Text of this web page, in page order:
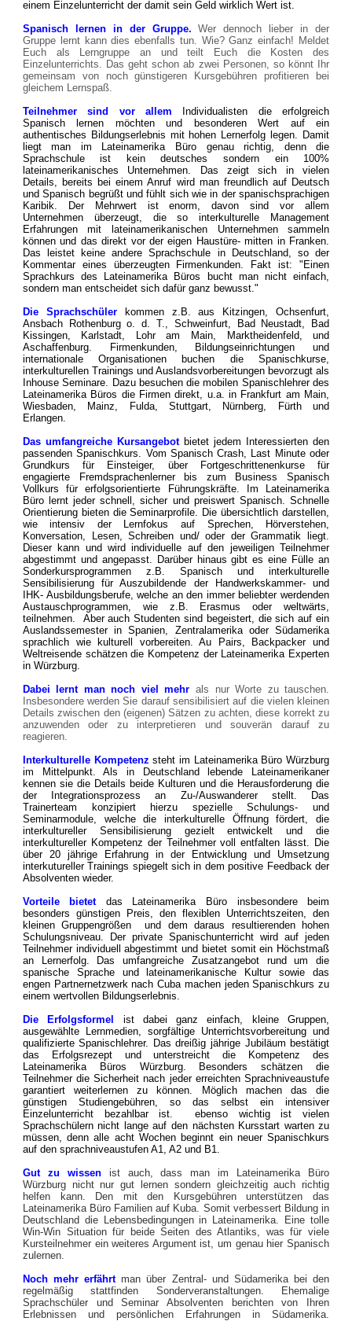
einem Einzelunterricht der damit sein Geld wirklich Wert ist.
Spanisch lernen in der Gruppe.Wer dennoch lieber in der
Gruppe lernt kann dies ebenfalls tun. Wie? Ganz einfach! Meldet
Euch als Lerngruppe an und teilt Euch die Kosten des
Einzelunterrichts. Das geht schon ab zwei Personen, so könnt Ihr
gemeinsam von noch günstigeren Kursgebühren profitieren bei
gleichem Lernspaß.
Teilnehmer sind vor allem Individualisten die erfolgreich
Spanisch lernen möchten und besonderen Wert auf ein
authentisches Bildungserlebnis mit hohen Lernerfolg legen. Damit
liegt man im Lateinamerika Büro genau richtig, denn die
Sprachschule ist kein deutsches sondern ein 100%
lateinamerikanisches Unternehmen. Das zeigt sich in vielen
Details, bereits bei einem Anruf wird man freundlich auf Deutsch
und Spanisch begrüßt und fühlt sich wie in der spanischsprachigen
Karibik. Der Mehrwert ist enorm, davon sind vor allem
Unternehmen überzeugt, die so interkulturelle Management
Erfahrungen mit lateinamerikanischen Unternehmen sammeln
können und das direkt vor der eigen Haustüre- mitten in Franken.
Das leistet keine andere Sprachschule in Deutschland, so der
Kommentar eines überzeugten Firmenkunden. Fakt ist: "Einen
Sprachkurs des Lateinamerika Büros bucht man nicht einfach,
sondern man entscheidet sich dafür ganz bewusst."
Die Sprachschülerkommen z.B. aus Kitzingen, Ochsenfurt,
Ansbach Rothenburg o. d. T., Schweinfurt, Bad Neustadt, Bad
Kissingen, Karlstadt, Lohr am Main, Marktheidenfeld, und
Aschaffenburg. Firmenkunden, Bildungseinrichtungen und
internationale Organisationen buchen die Spanischkurse,
interkulturellen Trainings und Auslandsvorbereitungen bevorzugt als
Inhouse Seminare. Dazu besuchen die mobilen Spanischlehrer des
Lateinamerika Büros die Firmen direkt, u.a. in Frankfurt am Main,
Wiesbaden, Mainz, Fulda, Stuttgart, Nürnberg, Fürth und
Erlangen.
Das umfangreiche Kursangebotbietet jedem Interessierten den
passenden Spanischkurs. Vom Spanisch Crash, Last Minute oder
Grundkurs für Einsteiger, über Fortgeschrittenenkurse für
engagierte Fremdsprachenlerner bis zum Business Spanisch
Vollkurs für erfolgsorientierte Führungskräfte. Im Lateinamerika
Büro lernt jeder schnell, sicher und preiswert Spanisch. Schnelle
Orientierung bieten die Seminarprofile. Die übersichtlich darstellen,
wie intensiv der Lernfokus auf Sprechen, Hörverstehen,
Konversation, Lesen, Schreiben und/ oder der Grammatik liegt.
Dieser kann und wird individuelle auf den jeweiligen Teilnehmer
abgestimmt und angepasst. Darüber hinaus gibt es eine Fülle an
Sonderkursprogrammen z.B. Spanisch und interkulturelle
Sensibilisierung für Auszubildende der Handwerkskammer- und
IHK- Ausbildungsberufe, welche an den immer beliebter werdenden
Austauschprogrammen, wie z.B. Erasmus oder weltwärts,
teilnehmen. Aber auch Studenten sind begeistert, die sich auf ein
Auslandssemester in Spanien, Zentralamerika oder Südamerika
sprachlich wie kulturell vorbereiten. Au Pairs, Backpacker und
Weltreisende schätzen die Kompetenz der Lateinamerika Experten
in Würzburg.
Dabei lernt man noch viel mehr als nur Worte zu tauschen.
Insbesondere werden Sie darauf sensibilisiert auf die vielen kleinen
Details zwischen den (eigenen) Sätzen zu achten, diese korrekt zu
anzuwenden oder zu interpretieren und souverän darauf zu
reagieren.
Interkulturelle Kompetenz steht im Lateinamerika Büro Würzburg
im Mittelpunkt. Als in Deutschland lebende Lateinamerikaner
kennen sie die Details beide Kulturen und die Herausforderung die
der Integrationsprozess an Zu-/Auswanderer stellt.
Das
Trainerteam konzipiert hierzu spezielle Schulungs- und
Seminarmodule, welche die interkulturelle Öffnung fördert, die
interkultureller Sensibilisierung gezielt entwickelt und die
interkultureller Kompetenz der Teilnehmer voll entfalten lässt. Die
über 20 jährige Erfahrung in der Entwicklung und Umsetzung
interkutureller Trainings spiegelt sich in dem positive Feedback der
Absolventen wieder.
Vorteile bietetdas Lateinamerika Büro insbesondere beim
besonders günstigen Preis, denflexiblen Unterrichtszeiten,den
kleinen Gruppengrößen und dem daraus resultierenden hohen
Schulungsniveau. Der private Spanischunterricht wird auf jeden
Teilnehmer individuell abgestimmt und bietet somit ein Höchstmaß
an Lernerfolg. Das umfangreiche Zusatzangebot rund um die
spanische Sprache und lateinamerikanische Kultur sowie das
engen Partnernetzwerk nach Cuba machen jeden Spanischkurs zu
einem wertvollen Bildungserlebnis.
Die Erfolgsformel
ist dabei ganz einfach, kleine Gruppen,
ausgewählte Lernmedien, sorgfältige Unterrichtsvorbereitung und
qualifizierte Spanischlehrer. Das dreißig jährige Jubiläum bestätigt
das Erfolgsrezept und unterstreicht die Kompetenz des
Lateinamerika Büros Würzburg. Besonders schätzen die
Teilnehmer die Sicherheit nach jeder erreichten Sprachniveaustufe
garantiert weiterlernen zu können. Möglich machen das die
günstigen Studiengebühren, so das selbst ein intensiver
Einzelunterricht bezahlbar ist. ebenso wichtig ist vielen
Sprachschülern nicht lange auf den nächsten Kursstart warten zu
müssen, denn alle acht Wochen beginnt ein neuer Spanischkurs
auf den sprachniveaustufen A1, A2 und B1.
Gut zu wissen ist auch, dass man im Lateinamerika Büro
Würzburg nicht nur gut lernen sondern gleichzeitig auch richtig
helfen kann. Den mit den Kursgebühren unterstützen das
Lateinamerika Büro Familien auf Kuba. Somit verbessert Bildung in
Deutschland die Lebensbedingungen in Lateinamerika. Eine tolle
Win-Win Situation für beide Seiten des Atlantiks, was für viele
Kursteilnehmer ein weiteres Argument ist, um genau hier Spanisch
zulernen.
Noch mehr erfährt man über Zentral- und Südamerika bei den
regelmäßig stattfinden Sonderveranstaltungen. Ehemalige
Sprachschüler und Seminar Absolventen berichten von Ihren
Erlebnissen und persönlichen Erfahrungen in Südamerika.